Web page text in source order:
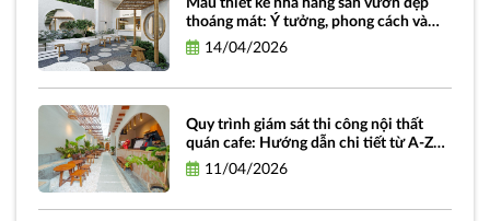
thoáng mát: Ý tưởng, phong cách và
hình ảnh truyền cảm hứng
14/04/2026
Quy trình giám sát thi công nội thất
quán cafe: Hướng dẫn chi tiết từ A-Z
dành cho chủ đầu tư
11/04/2026